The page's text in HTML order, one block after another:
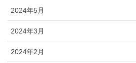
2024年5月
2024年3月
2024年2月